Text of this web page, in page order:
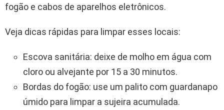
fogão e cabos de aparelhos eletrônicos.
Veja dicas rápidas para limpar esses locais:
Escova sanitária: deixe de molho em água com
cloro ou alvejante por 15 a 30 minutos.
Bordas do fogão: use um palito com guardanapo
úmido para limpar a sujeira acumulada.